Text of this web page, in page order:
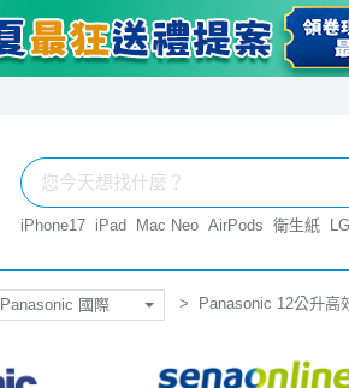
iPhone17 iPad Mac Neo AirPods 衛生紙
Panasonic 國際 Panasonic 12公升高